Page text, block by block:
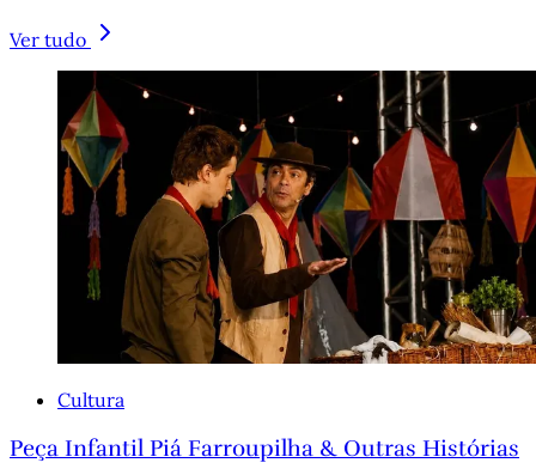
Ver tudo
Cultura
Peça Infantil Piá Farroupilha & Outras Histórias